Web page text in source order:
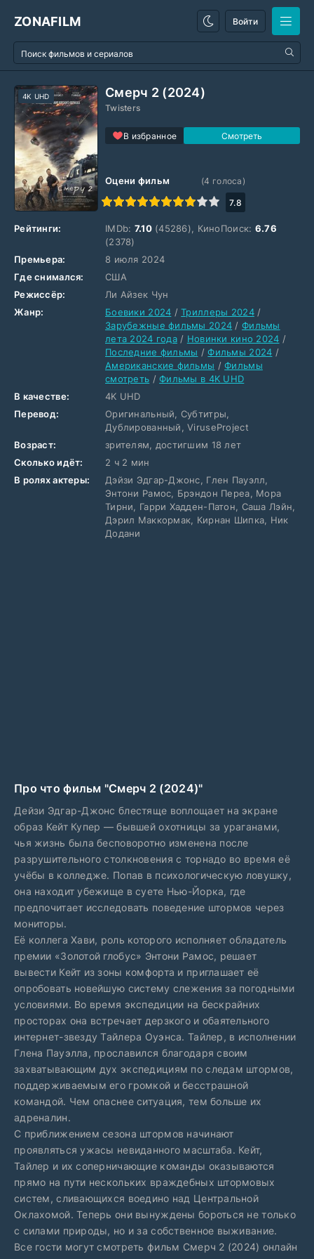
ZONAFILM Войти
Смерч 2 (2024)
Twisters
В избранное
4K UHD
Оцени фильм
1
2 3 4 5 6 7 8 9 10
(4 голоса)
7.8
Рейтинги: IMDb: 7.10(45286), КиноПоиск: 6.76
(2378)
Премьера:
8 июля 2024
Где снимался:
США
Режиссёр:
Ли Айзек Чун
Жанр:
Боевики 2024 /Триллеры 2024/
Зарубежные фильмы 2024 /Фильмы
лета 2024 года/ Новинки кино 2024 /
Последние фильмы /Фильмы 2024 /
Американские фильмы /Фильмы
смотреть /Фильмы в 4K UHD
В качестве:
4K UHD
Перевод:
Оригинальный, Субтитры,
Дублированный, ViruseProject
Возраст:
зрителям, достигшим 18 лет
Сколько идёт:
2 ч 2 мин
В ролях актеры:
Дэйзи Эдгар-Джонс, Глен Пауэлл,
Энтони Рамос, Брэндон Переа, Мора
Тирни, Гарри Хадден-Патон, Саша Лэйн,
Дэрил Маккормак, Кирнан Шипка, Ник
Додани
Про что фильм "Смерч 2 (2024)"
Дейзи Эдгар-Джонс блестяще воплощает на экране
образ Кейт Купер — бывшей охотницы за ураганами,
чья жизнь была бесповоротно изменена после
разрушительного столкновения с торнадо во время её
учёбы в колледже. Попав в психологическую ловушку,
она находит убежище в суете Нью-Йорка, где
предпочитает исследовать поведение штормов через
мониторы.
Её коллега Хави, роль которого исполняет обладатель
премии «Золотой глобус» Энтони Рамос, решает
вывести Кейт из зоны комфорта и приглашает её
опробовать новейшую систему слежения за погодными
условиями. Во время экспедиции на бескрайних
просторах она встречает дерзкого и обаятельного
интернет-звезду Тайлера Оуэнса. Тайлер, в исполнении
Глена Пауэлла, прославился благодаря своим
захватывающим дух экспедициям по следам штормов,
поддерживаемым его громкой и бесстрашной
командой. Чем опаснее ситуация, тем больше их
адреналин.
С приближением сезона штормов начинают
проявляться ужасы невиданного масштаба. Кейт,
Тайлер и их соперничающие команды оказываются
прямо на пути нескольких враждебных штормовых
систем, сливающихся воедино над Центральной
Оклахомой. Теперь они вынуждены бороться не только
с силами природы, но и за собственное выживание.
Все гости могут смотреть фильм Смерч 2 (2024) онлайн